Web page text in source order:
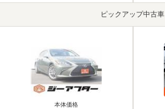
ピックアップ中古車
本体価格